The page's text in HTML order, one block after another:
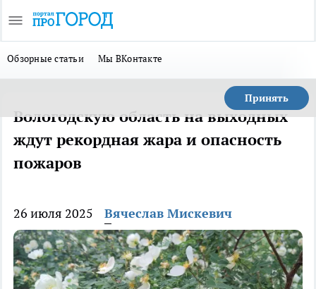
Обзорные статьи Мы ВКонтакте
Принять
Вологодскую область на выходных
ждут рекордная жара и опасность
пожаров
26 июля 2025 Вячеслав Мискевич